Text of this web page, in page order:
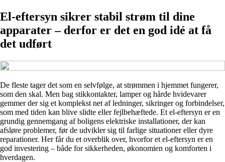
El-eftersyn sikrer stabil strøm til dine
apparater – derfor er det en god idé at få
det udført
De fleste tager det som en selvfølge, at strømmen i hjemmet fungerer,
som den skal. Men bag stikkontakter, lamper og hårde hvidevarer
gemmer der sig et komplekst net af ledninger, sikringer og forbindelser,
som med tiden kan blive slidte eller fejlbehæftede. Et el-eftersyn er en
grundig gennemgang af boligens elektriske installationer, der kan
afsløre problemer, før de udvikler sig til farlige situationer eller dyre
reparationer. Her får du et overblik over, hvorfor et el-eftersyn er en
god investering – både for sikkerheden, økonomien og komforten i
hverdagen.